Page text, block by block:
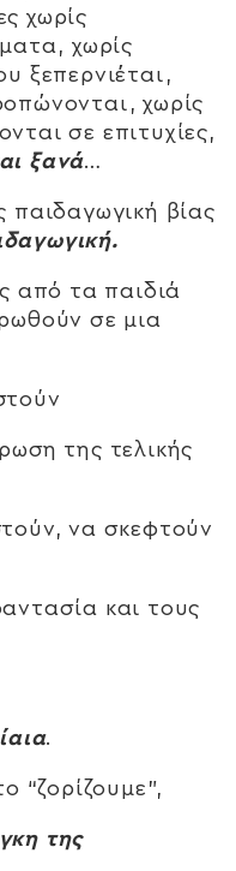
χωρίς
χωρίς
ξεπερνιέται,
χωρίς
σε επιτυχίες,
ξανά…
παιδαγωγική βίας
από τα παιδιά
σε μια
της τελικής
να σκεφτούν
και τους
.
“ζορίζουμε”,
της